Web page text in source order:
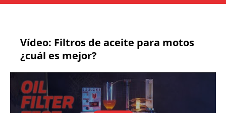
Vídeo: Filtros de aceite para motos
¿cuál es mejor?